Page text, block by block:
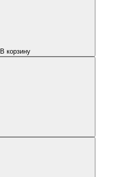
В корзину